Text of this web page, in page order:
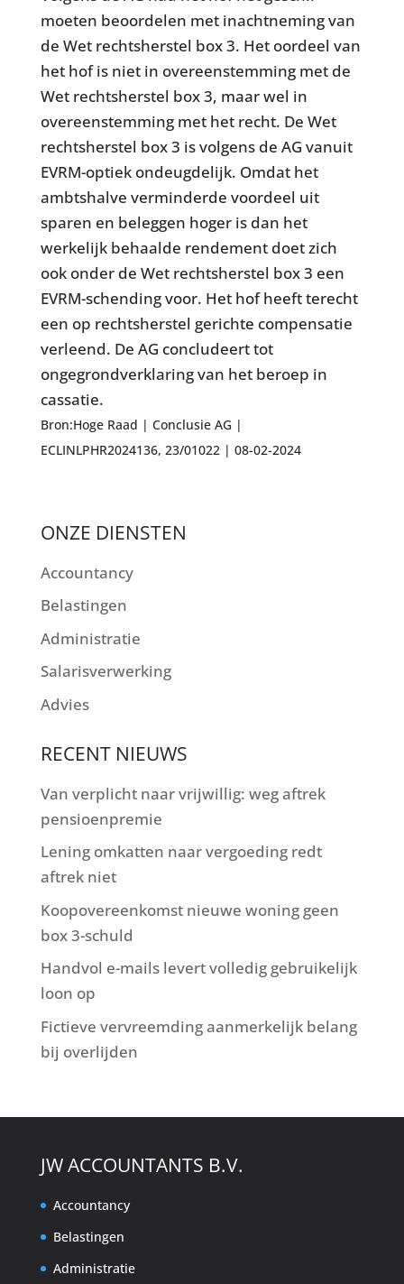
moeten beoordelen met inachtneming van
de Wet rechtsherstel box 3. Het oordeel van
het hof is niet in overeenstemming met de
Wet rechtsherstel box 3, maar wel in
overeenstemming met het recht. De Wet
rechtsherstel box 3 is volgens de AG vanuit
EVRM-optiek ondeugdelijk. Omdat het
ambtshalve verminderde voordeel uit
sparen en beleggen hoger is dan het
werkelijk behaalde rendement doet zich
ook onder de Wet rechtsherstel box 3 een
EVRM-schending voor. Het hof heeft terecht
een op rechtsherstel gerichte compensatie
verleend. De AG concludeert tot
ongegrondverklaring van het beroep in
cassatie.
Bron:Hoge Raad | Conclusie AG |
ECLINLPHR2024136, 23/01022 | 08-02-2024
ONZE DIENSTEN
Accountancy
Belastingen
Administratie
Salarisverwerking
Advies
RECENT NIEUWS
Van verplicht naar vrijwillig: weg aftrek
pensioenpremie
Lening omkatten naar vergoeding redt
aftrek niet
Koopovereenkomst nieuwe woning geen
box 3-schuld
Handvol e-mails levert volledig gebruikelijk
loon op
Fictieve vervreemding aanmerkelijk belang
bij overlijden
JW ACCOUNTANTS B.V.
Accountancy
Belastingen
Administratie